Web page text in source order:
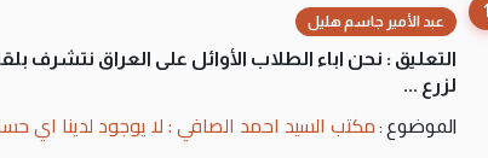
1
عبد الأمير جاسم هليل
التعليق : نحن اباء الطلاب الأوائل على العراق نتشرف
لزرع ...
الموضوع : مكتب السيد احمد الصافي : لا يوجود لدينا اي